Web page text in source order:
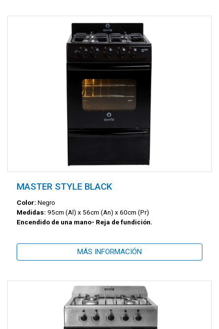
MASTER STYLE BLACK
Color: Negro
Medidas: 95cm (Al) x 56cm (An) x 60cm (Pr)
Encendido de una mano- Reja de fundición.
MÁS INFORMACIÓN